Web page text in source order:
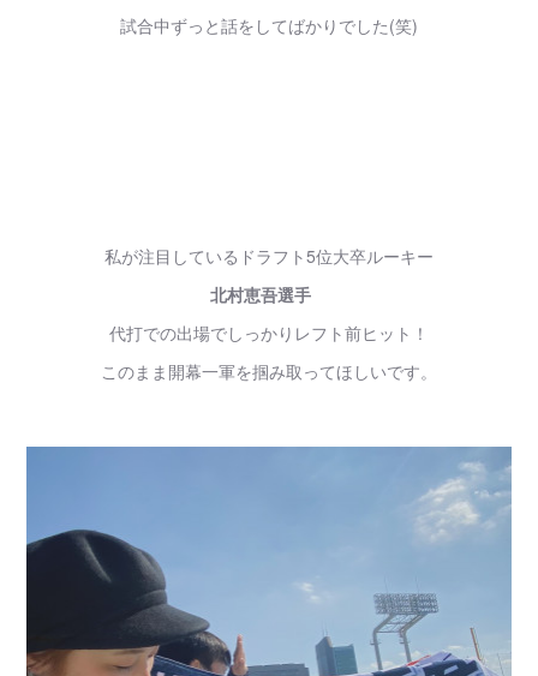
試合中ずっと話をしてばかりでした(笑)
私が注目しているドラフト5位大卒ルーキー
北村恵吾選手
代打での出場でしっかりレフト前ヒット！
このまま開幕一軍を掴み取ってほしいです。